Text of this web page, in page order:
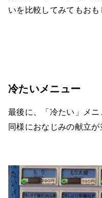
いを比較してみてもおも
冷たいメニュー
最後に、「冷たい」メニ
同様におなじみの献立が